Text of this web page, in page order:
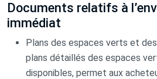
Documents relatifs à
immédiat
Plans des espaces verts et
plans détaillés des espaces
disponibles, permet aux